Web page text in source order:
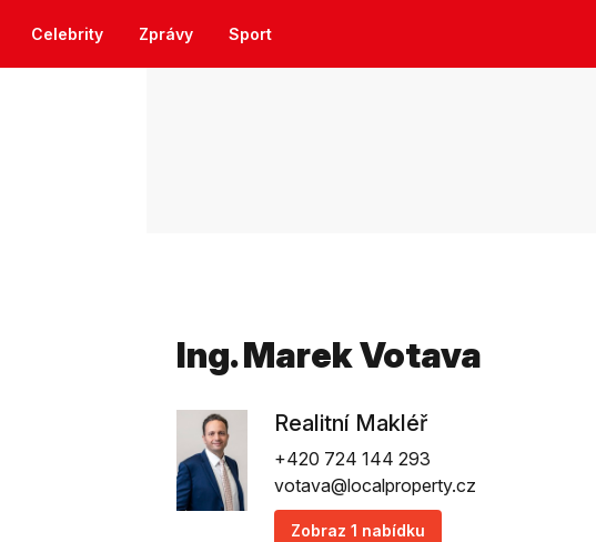
Celebrity Zprávy Sport
Ing. Marek Votava
Realitní Makléř
+420 724 144 293
votava@localproperty.cz
Zobraz 1 nabídku